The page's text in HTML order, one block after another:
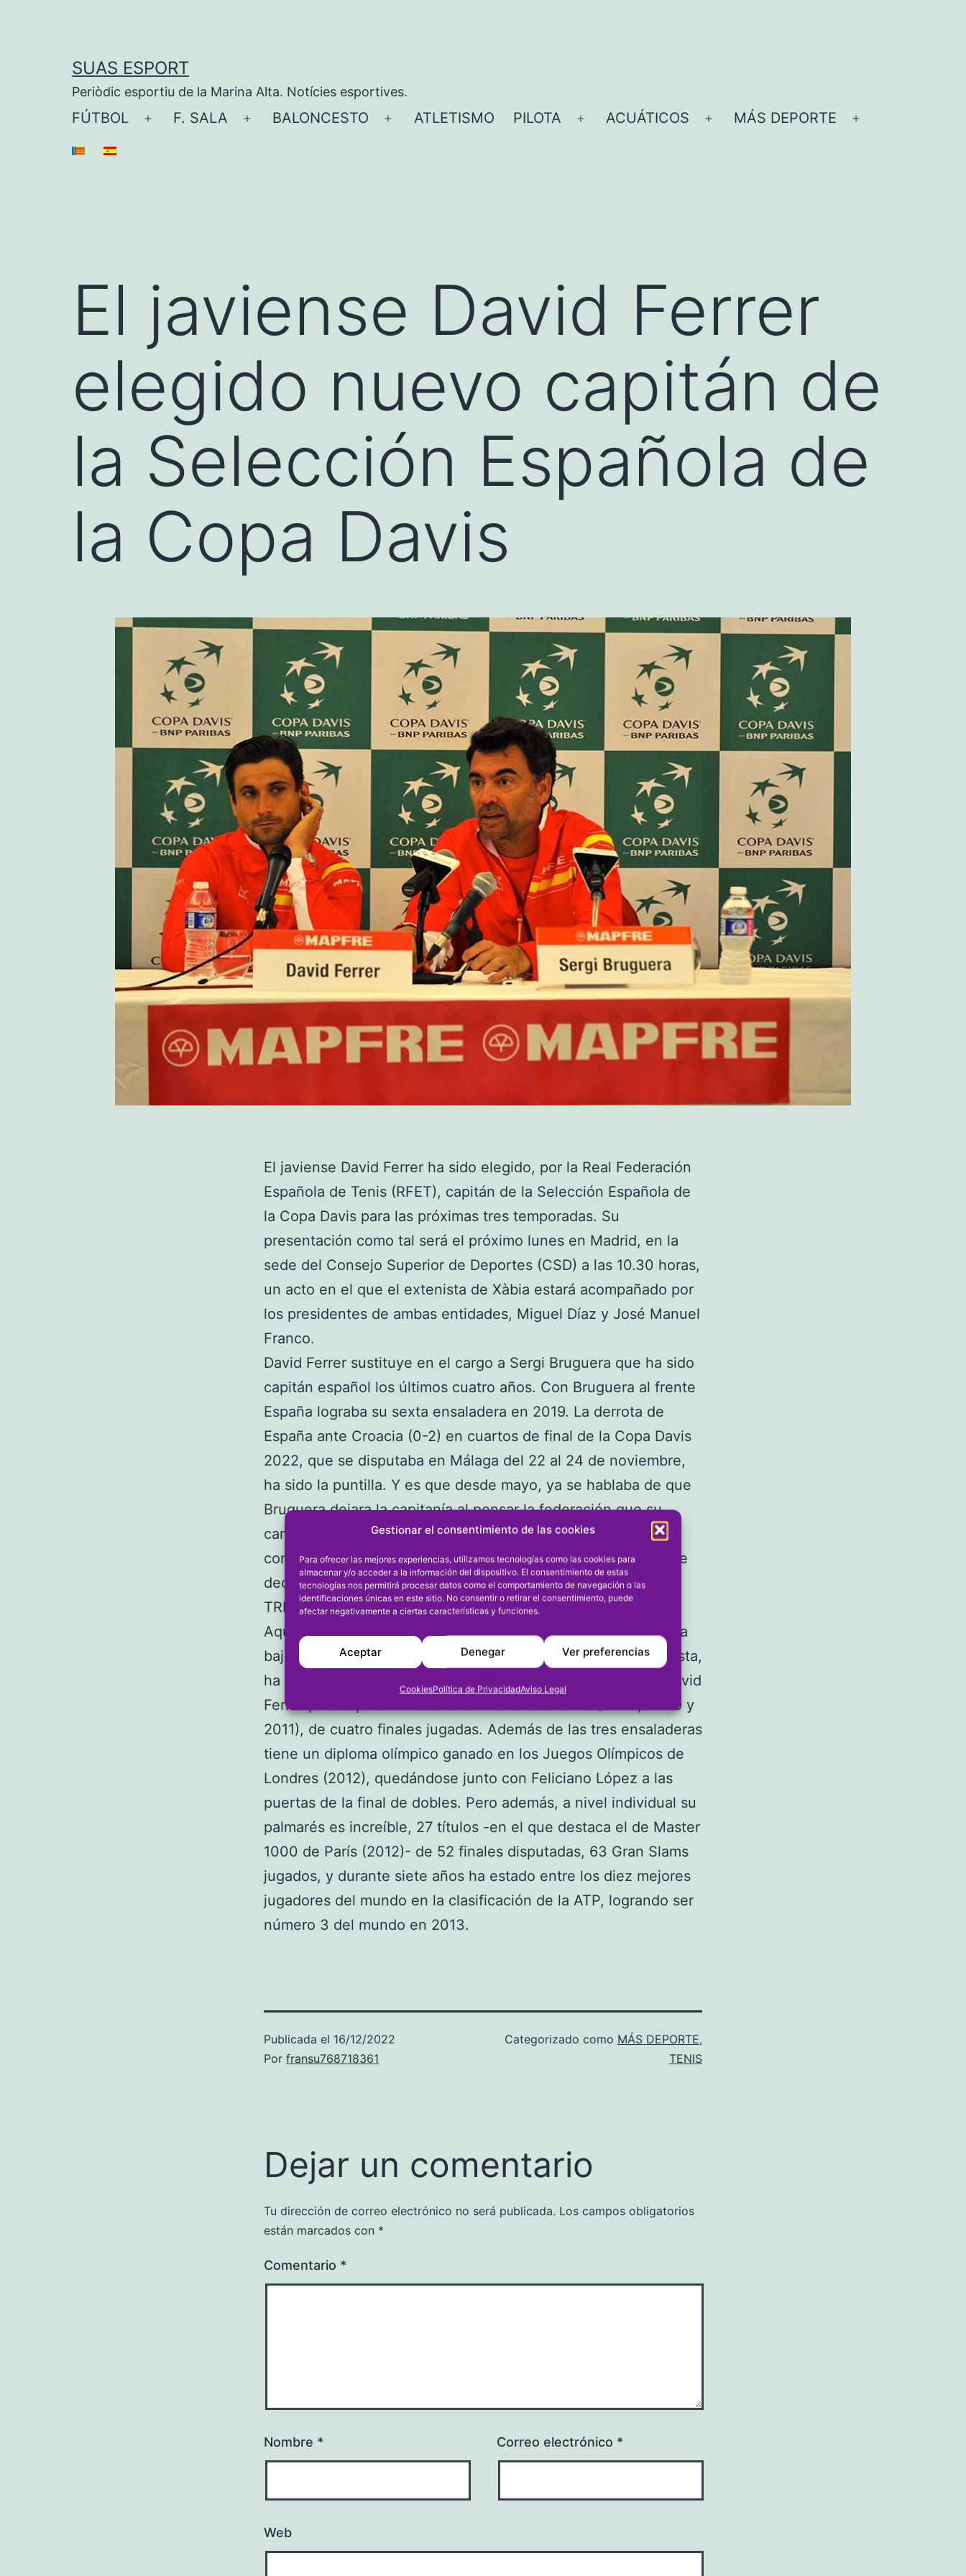
Gestionar el consentimiento de las cookies
Para ofrecer las mejores experiencias, utilizamos tecnologías como las cookies para
almacenar y/o acceder a la información del dispositivo. El consentimiento de estas
tecnologías nos permitirá procesar datos como el comportamiento de navegación o las
identificaciones únicas en este sitio. No consentir o retirar el consentimiento, puede
afectar negativamente a ciertas características y funciones.
Aceptar Denegar Ver preferencias
CookiesPolítica de PrivacidadAviso Legal
SUAS ESPORT
Periòdic esportiu de la Marina Alta. Notícies esportives.
FÚTBOL
Abrir
F. SALA
Abrir
BALONCESTO
Abrir
ATLETISMO PILOTA
Abrir
ACUÁTICOS
Abrir
MÁS DEPORTE
El javiense David Ferrer
elegido nuevo capitán de
la Selección Española de
la Copa Davis
El javiense David Ferrer ha sido elegido, por la Real Federación
Española de Tenis (RFET), capitán de la Selección Española de
la Copa Davis para las próximas tres temporadas. Su
presentación como tal será el próximo lunes en Madrid, en la
sede del Consejo Superior de Deportes (CSD) a las 10.30 horas,
un acto en el que el extenista de Xàbia estará acompañado por
los presidentes de ambas entidades, Miguel Díaz y José Manuel
Franco.
David Ferrer sustituye en el cargo a Sergi Bruguera que ha sido
capitán español los últimos cuatro años. Con Bruguera al frente
España lograba su sexta ensaladera en 2019. La derrota de
España ante Croacia (0-2) en cuartos de final de la Copa Davis
2022, que se disputaba en Málaga del 22 al 24 de noviembre,
ha sido la puntilla. Y es que desde mayo, ya se hablaba de que
Bruguera dejara la capitanía al pensar la federación que su
cargo era incompatible al entrenar al alemán Zverev, aunque
con la Copa Davis de por medio y celebrándose en España, se
decidió que su salida sería a finales de año, como así ha sido.
TRES ENSALADERAS, DIPLOMA OLÍMPICO…
Aquel chaval que entrenaba en las pistas del Club Tenis Dénia
bajo las órdenes de Javier Piles y que tuvo dudas de ser tenista,
ha sido uno de los mejores jugadores españoles. Y es que David
Ferrer puede presumir de tener tres ensaladeras (2008, 2009 y
2011), de cuatro finales jugadas. Además de las tres ensaladeras
tiene un diploma olímpico ganado en los Juegos Olímpicos de
Londres (2012), quedándose junto con Feliciano López a las
puertas de la final de dobles. Pero además, a nivel individual su
palmarés es increíble, 27 títulos -en el que destaca el de Master
1000 de París (2012)- de 52 finales disputadas, 63 Gran Slams
jugados, y durante siete años ha estado entre los diez mejores
jugadores del mundo en la clasificación de la ATP, logrando ser
número 3 del mundo en 2013.
Publicada el 16/12/2022
Por fransu768718361
Categorizado como MÁS DEPORTE,
TENIS
Dejar un comentario
Tu dirección de correo electrónico no será publicada. Los campos obligatorios
están marcados con *
Comentario *
Nombre * Correo electrónico *
Web